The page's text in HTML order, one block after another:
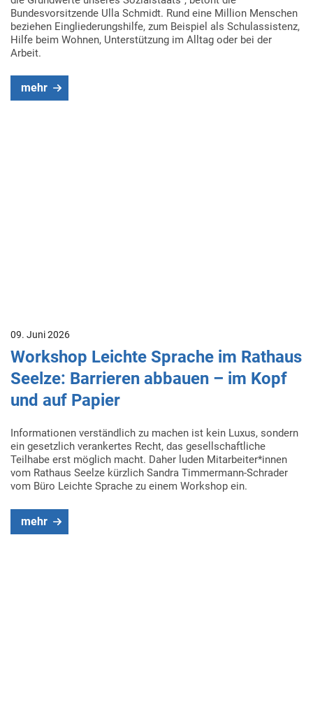
Bundesvorsitzende Ulla Schmidt. Rund eine Million Menschen
beziehen Eingliederungshilfe, zum Beispiel als Schulassistenz,
Hilfe beim Wohnen, Unterstützung im Alltag oder bei der
Arbeit.
mehr
09. Juni 2026
Workshop Leichte Sprache im Rathaus
Seelze: Barrieren abbauen – im Kopf
und auf Papier
Informationen verständlich zu machen ist kein Luxus, sondern
ein gesetzlich verankertes Recht, das gesellschaftliche
Teilhabe erst möglich macht. Daher luden Mitarbeiter*innen
vom Rathaus Seelze kürzlich Sandra Timmermann-Schrader
vom Büro Leichte Sprache zu einem Workshop ein.
mehr